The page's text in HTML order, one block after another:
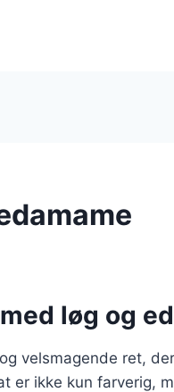
løg og
velsmagende ret,
er ikke kun farverig,